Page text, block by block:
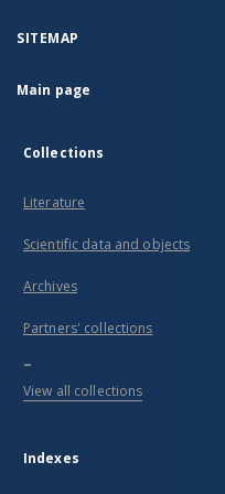
SITEMAP
Main page
Collections
Literature
Scientific data and objects
Archives
Partners' collections
...
View all collections
Indexes